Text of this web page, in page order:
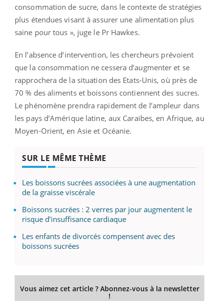
consommation de sucre, dans le contexte de stratégies
plus étendues visant à assurer une alimentation plus
saine pour tous », juge le Pr Hawkes.
En l’absence d’intervention, les chercheurs prévoient
que la consommation ne cessera d’augmenter et se
rapprochera de la situation des Etats-Unis, où près de
70 % des aliments et boissons contiennent des sucres.
Le phénomène prendra rapidement de l’ampleur dans
les pays d’Amérique latine, aux Caraïbes, en Afrique, au
Moyen-Orient, en Asie et Océanie.
SUR LE MÊME THÈME
Les boissons sucrées associées à une augmentation
de la graisse viscérale
Boissons sucrées : 2 verres par jour augmentent le
risque d’insuffisance cardiaque
Les enfants de divorcés compensent avec des
boissons sucrées
Vous aimez cet article ? Abonnez-vous à la newsletter
!